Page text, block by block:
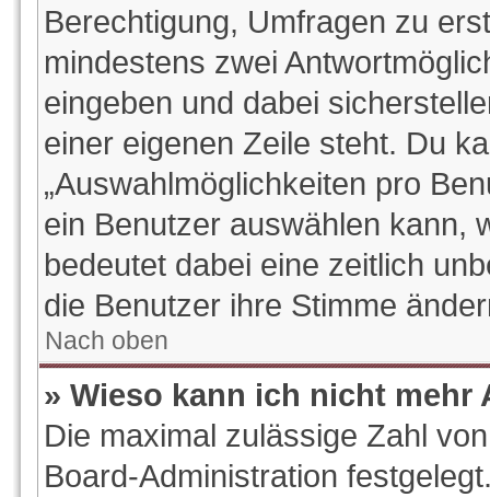
Berechtigung, Umfragen zu
mindestens zwei
eingeben und dabei
einer eigenen Zeile steht. Du
„Auswahlmöglichkeiten pro
ein Benutzer auswählen kann,
bedeutet dabei eine zeitlich
die Benutzer ihre Stimme
Nach oben
» Wieso kann ich nicht
Die maximal zulässige Zahl
Board-Administration